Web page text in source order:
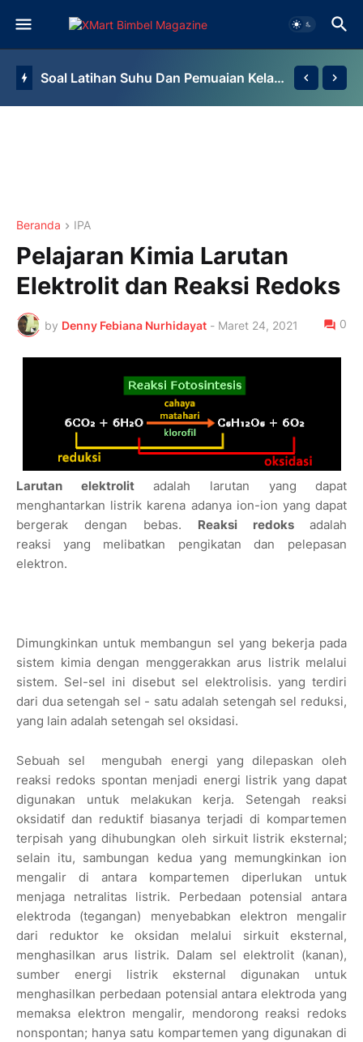
Soal Latihan Suhu Dan Pemuaian Kelas 7 By Bimbel Jakarta Timur
Beranda IPA
Pelajaran Kimia Larutan
Elektrolit dan Reaksi Redoks
by Denny Febiana Nurhidayat - Maret 24, 2021 0
Larutan elektrolit adalah larutan yang
dapat
menghantarkan listrik karena adanya ion-ion yang dapat
bergerak dengan bebas. Reaksi redoks adalah
reaksi
yang melibatkan pengikatan dan pelepasan
elektron.
Dimungkinkan untuk membangun sel yang bekerja pada
sistem kimia dengan menggerakkan arus listrik melalui
sistem. Sel-sel ini disebut sel elektrolisis. yang terdiri
dari dua setengah sel - satu adalah setengah sel reduksi,
yang lain adalah setengah sel oksidasi.
Sebuah sel mengubah energi yang dilepaskan oleh
reaksi redoks spontan menjadi energi listrik yang dapat
digunakan untuk melakukan kerja. Setengah reaksi
oksidatif dan reduktif biasanya terjadi di kompartemen
terpisah yang dihubungkan oleh sirkuit listrik eksternal;
selain itu, sambungan kedua yang memungkinkan ion
mengalir di antara kompartemen diperlukan untuk
menjaga netralitas listrik. Perbedaan potensial antara
elektroda (tegangan) menyebabkan elektron mengalir
dari reduktor ke oksidan melalui sirkuit eksternal,
menghasilkan arus listrik. Dalam sel elektrolit (kanan),
sumber energi listrik eksternal digunakan untuk
menghasilkan perbedaan potensial antara elektroda yang
memaksa elektron mengalir, mendorong reaksi redoks
nonspontan; hanya satu kompartemen yang digunakan di